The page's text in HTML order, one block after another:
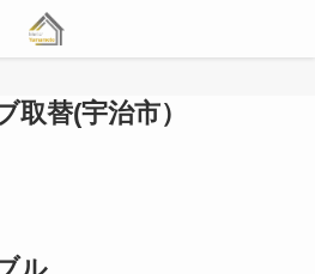
取替(宇治市）